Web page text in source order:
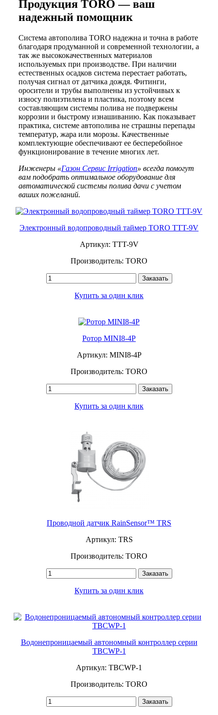
Продукция TORO — ваш
надежный помощник
Система автополива TORO надежна и точна в работе
благодаря продуманной и современной технологии, а
так же высококачественных материалов
используемых при производстве. При наличии
естественных осадков система перестает работать,
получая сигнал от датчика дождя. Фитинги,
оросители и трубы выполнены из устойчивых к
износу полиэтилена и пластика, поэтому всем
составляющим системы полива не подвержены
коррозии и быстрому изнашиванию. Как показывает
практика, системе автополива не страшны перепады
температур, жара или морозы. Качественные
комплектующие обеспечивают ее бесперебойное
функционирование в течение многих лет.
Инженеры «Газон Сервис Irrigation» всегда помогут
вам подобрать оптимальное оборудование для
автоматической системы полива дачи с учетом
ваших пожеланий.
Электронный водопроводный таймер TORO TTT-9V
Артикул: TTT-9V
Производитель: TORO
Заказать
Купить за один клик
Ротор MINI8-4P
Артикул: MINI8-4P
Производитель: TORO
Заказать
Купить за один клик
Проводной датчик RainSensor™ TRS
Артикул: TRS
Производитель: TORO
Заказать
Купить за один клик
Водонепроницаемый автономный контроллер серии
TBCWP-1
Артикул: TBCWP-1
Производитель: TORO
Заказать